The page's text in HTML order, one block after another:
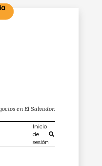
en El Salvador.
Inicio
de
sesión